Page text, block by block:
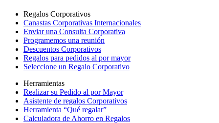
Regalos Corporativos
Canastas Corporativas Internacionales
Enviar una Consulta Corporativa
Programemos una reunión
Descuentos Corporativos
Regalos para pedidos al por mayor
Seleccione un Regalo Corporativo
Herramientas
Realizar su Pedido al por Mayor
Asistente de regalos Corporativos
Herramienta “Qué regalar”
Calculadora de Ahorro en Regalos